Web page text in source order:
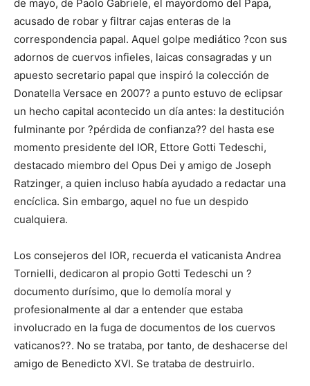
de mayo, de Paolo Gabriele, el mayordomo del Papa,
acusado de robar y filtrar cajas enteras de la
correspondencia papal. Aquel golpe mediático ?con sus
adornos de cuervos infieles, laicas consagradas y un
apuesto secretario papal que inspiró la colección de
Donatella Versace en 2007? a punto estuvo de eclipsar
un hecho capital acontecido un día antes: la destitución
fulminante por ?pérdida de confianza?? del hasta ese
momento presidente del IOR, Ettore Gotti Tedeschi,
destacado miembro del Opus Dei y amigo de Joseph
Ratzinger, a quien incluso había ayudado a redactar una
encíclica. Sin embargo, aquel no fue un despido
cualquiera.
Los consejeros del IOR, recuerda el vaticanista Andrea
Tornielli, dedicaron al propio Gotti Tedeschi un ?
documento durísimo, que lo demolía moral y
profesionalmente al dar a entender que estaba
involucrado en la fuga de documentos de los cuervos
vaticanos??. No se trataba, por tanto, de deshacerse del
amigo de Benedicto XVI. Se trataba de destruirlo.